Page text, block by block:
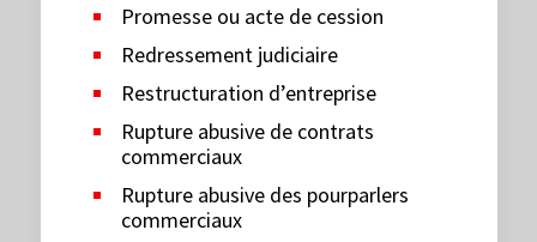
Promesse ou acte de cession
Redressement judiciaire
Restructuration d’entreprise
Rupture abusive de contrats
commerciaux
Rupture abusive des pourparlers
commerciaux